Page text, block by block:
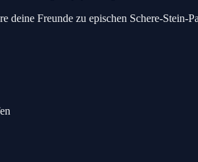
deine Freunde zu epischen Schere-